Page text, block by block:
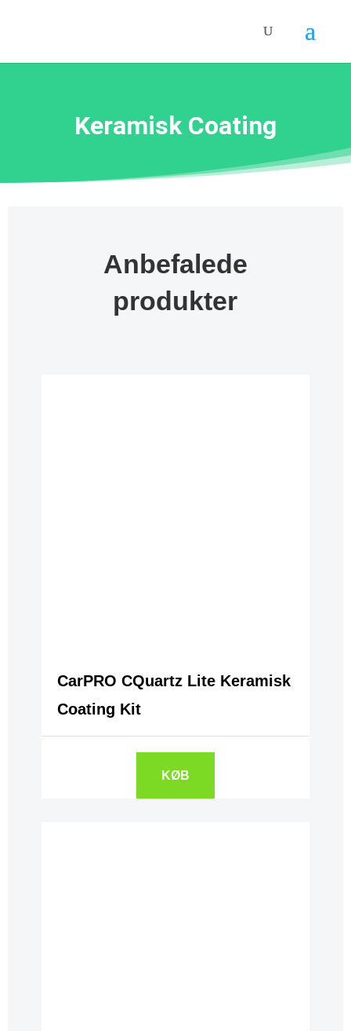
Keramisk Coating
Anbefalede
produkter
CarPRO CQuartz Lite Keramisk
Coating Kit
KØB